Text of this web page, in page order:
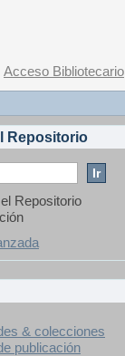
Acceso Bibliotecario
Repositorio
Repositorio
& colecciones
publicación